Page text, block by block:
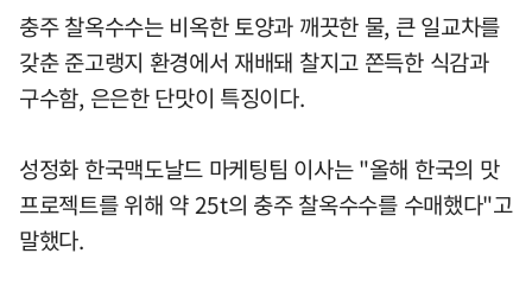
충주 찰옥수수는 비옥한 토양과 깨끗한 물, 큰 일교차를
갖춘 준고랭지 환경에서 재배돼 찰지고 쫀득한 식감과
구수함, 은은한 단맛이 특징이다.
성정화 한국맥도날드 마케팅팀 이사는 "올해 한국의 맛
프로젝트를 위해 약 25t의 충주 찰옥수수를 수매했다"고
말했다.